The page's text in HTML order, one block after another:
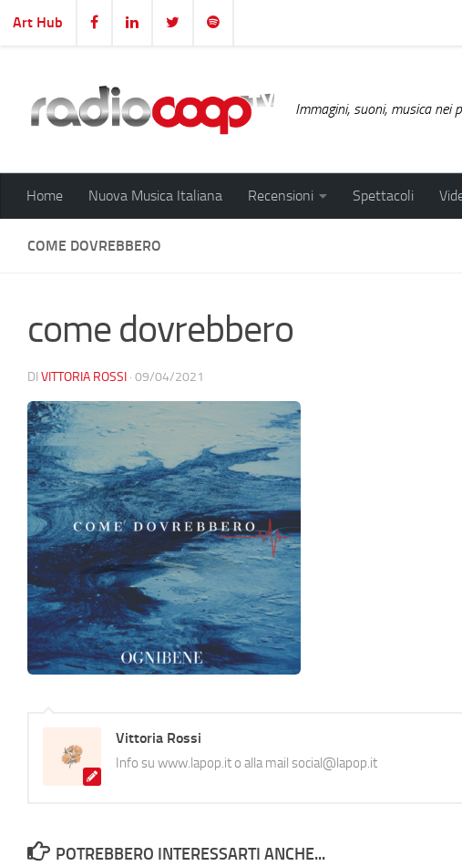
Salta al contenuto
Art Hub
Immagini, suoni, musica nei
Home Nuova Musica Italiana Recensioni Spettacoli
COME DOVREBBERO
come dovrebbero
DI VITTORIA ROSSI · 09/04/2021
Vittoria Rossi
Info su www.lapop.it o alla mail social@lapop.it
POTREBBERO INTERESSARTI ANCHE...